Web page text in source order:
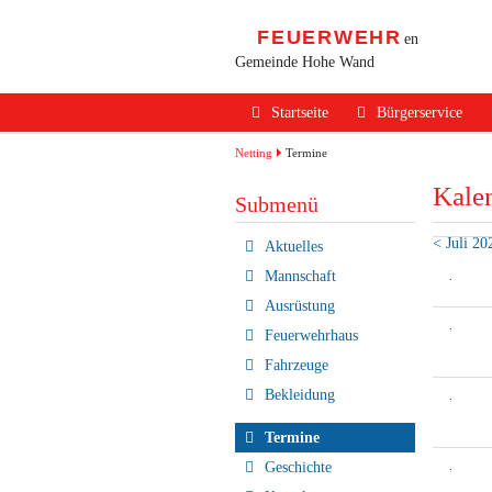
FEUERWEHR en
Gemeinde Hohe Wand
überspringen
Startseite Bürgerservice
Verhalten im
Verkehrsunfälle
Beitritt zur FF
Netting Termine
< Juli
Submenü
Navigation
Aktuelles
Mannschaft
Ausrüstung
Feuerwehrhaus
Fahrzeuge
Bekleidung
Termine
Geschichte